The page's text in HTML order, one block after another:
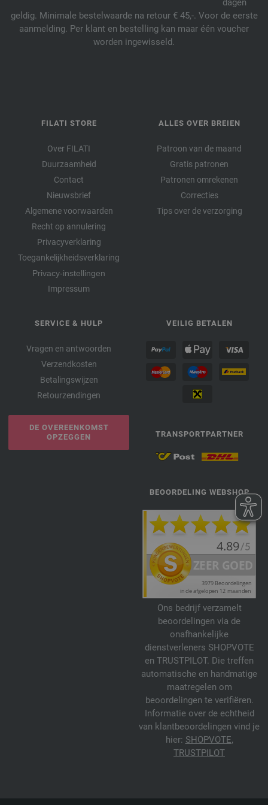
geldig. Minimale bestelwaarde na retour € 45,-. Voor de eerste
aanmelding. Per klant en bestelling kan maar één voucher
worden ingewisseld.
FILATI STORE
Over FILATI
Duurzaamheid
Contact
Nieuwsbrief
Algemene voorwaarden
Recht op annulering
Privacyverklaring
Toegankelijkheidsverklaring
Privacy-instellingen
Impressum
ALLES OVER BREIEN
Patroon van de maand
Gratis patronen
Patronen omrekenen
Correcties
Tips over de verzorging
SERVICE & HULP
Vragen en antwoorden
Verzendkosten
Betalingswijzen
Retourzendingen
DE OVEREENKOMST
OPZEGGEN
VEILIG BETALEN
TRANSPORTPARTNER
BEOORDELING WEBSHOP
Ons bedrijf verzamelt
beoordelingen via de
onafhankelijke
dienstverleners SHOPVOTE
en TRUSTPILOT. Die treffen
automatische en handmatige
maatregelen om
beoordelingen te verifiëren.
Informatie over de echtheid
van klantbeoordelingen vind je
hier: SHOPVOTE,
TRUSTPILOT